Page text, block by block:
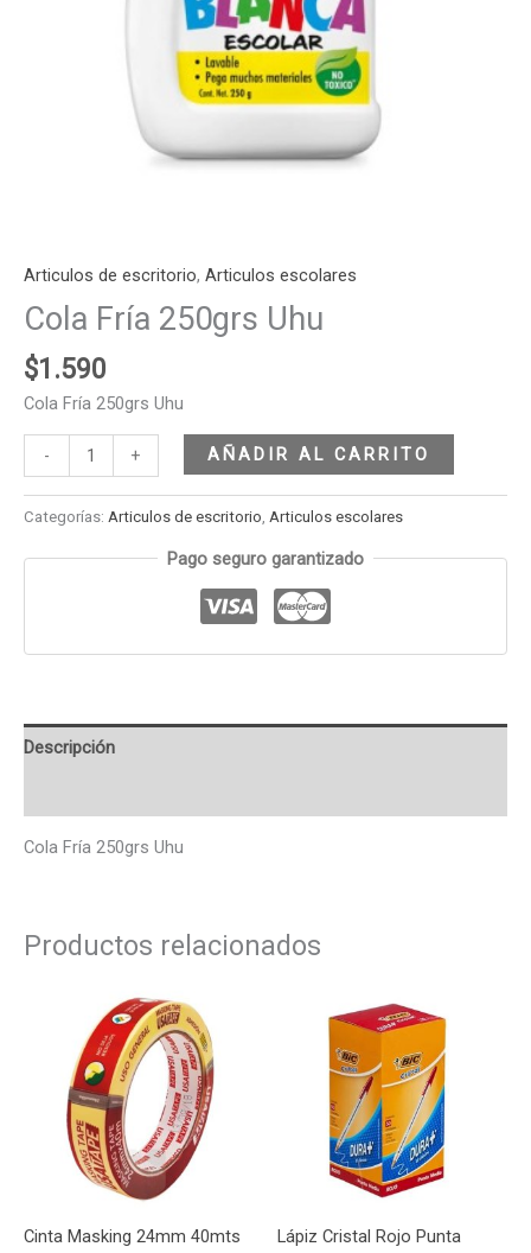
Articulos de escritorio, Articulos escolares
Cola Fría 250grs Uhu
$1.590
Cola Fría 250grs Uhu
- + AÑADIR AL CARRITO
Categorías: Articulos de escritorio, Articulos escolares
Pago seguro garantizado
Descripción
Cola Fría 250grs Uhu
Productos relacionados
Cinta Masking 24mm 40mts
Lápiz Cristal Rojo Punta